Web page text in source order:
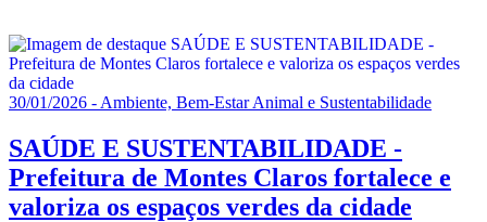
30/01/2026 - Ambiente, Bem-Estar Animal e Sustentabilidade
SAÚDE E SUSTENTABILIDADE -
Prefeitura de Montes Claros fortalece e
valoriza os espaços verdes da cidade